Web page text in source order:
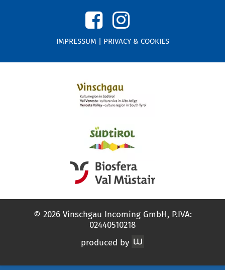
IMPRESSUM | PRIVACY & COOKIES
© 2026 Vinschgau Incoming GmbH, P.IVA:
02440510218
produced by